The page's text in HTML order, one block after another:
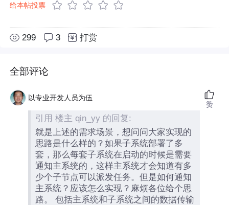
给本帖投票
299 3 打赏
全部评论
以专业开发人员为伍
引用 楼主 qin_yy 的回复:
就是上述的需求场景，想问问大家实现的
思路是什么样的？如果子系统部署了多
套，那么每套子系统在启动的时候是需要
通知主系统的，这样主系统才会知道有多
少个子节点可以派发任务。但是如何通知
主系统？应该怎么实现？麻烦各位给个思
路。 包括主系统和子系统之间的数据传输
赞